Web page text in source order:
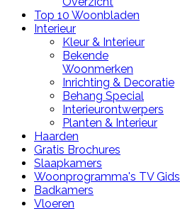
Top 10 Woonbladen
Interieur
Kleur & Interieur
Bekende
Woonmerken
Inrichting & Decoratie
Behang Special
Interieurontwerpers
Planten & Interieur
Haarden
Gratis Brochures
Slaapkamers
Woonprogramma's TV Gids
Badkamers
Vloeren